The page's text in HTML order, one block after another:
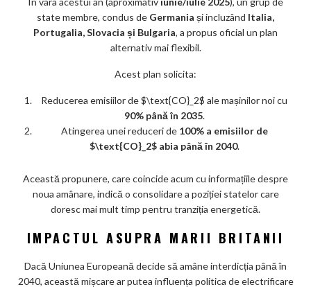
state membre, condus de Germania și incluzând Italia,
Portugalia, Slovacia și Bulgaria, a propus oficial un plan
alternativ mai flexibil.
Acest plan solicita:
Reducerea emisiilor de $\text{CO}_2$ ale mașinilor noi cu
90% până în 2035.
Atingerea unei reduceri de 100% a emisiilor de
$\text{CO}_2$ abia până în 2040.
Această propunere, care coincide acum cu informațiile despre
noua amânare, indică o consolidare a poziției statelor care
doresc mai mult timp pentru tranziția energetică.
IMPACTUL ASUPRA MARII BRITANII
Dacă Uniunea Europeană decide să amâne interdicția până în
2040, această mișcare ar putea influența politica de electrificare